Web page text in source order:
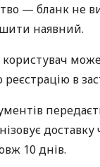
— бланк не
наявний.
в
10 днів.